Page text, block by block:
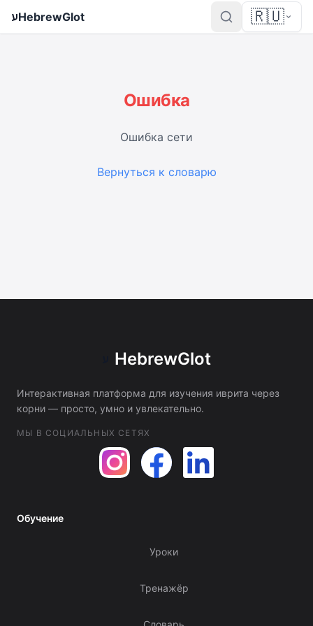
עHebrewGlot 🇷🇺
Ошибка
Ошибка сети
Вернуться к словарю
HebrewGlot
Интерактивная платформа для изучения иврита через
корни — просто, умно и увлекательно.
МЫ В СОЦИАЛЬНЫХ СЕТЯХ
Обучение
Уроки
Тренажёр